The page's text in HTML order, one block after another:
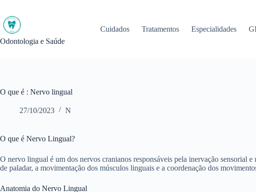
conteúdo
Odontologia e Saúde
Cuidados Tratamentos Especialidades
O que é : Nervo lingual
27/10/2023 N
O que é Nervo Lingual?
O nervo lingual é um dos nervos cranianos responsáveis pela inervação sensorial
de paladar, a movimentação dos músculos linguais e a coordenação dos
Anatomia do Nervo Lingual